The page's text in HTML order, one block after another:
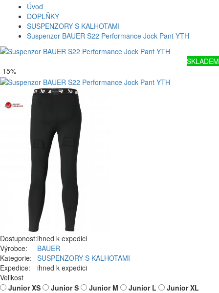
Úvod
DOPLŇKY
SUSPENZORY S KALHOTAMI
Suspenzor BAUER S22 Performance Jock Pant YTH
SKLADEM
-15%
Dostupnost:ihned k expedici
Výrobce:
BAUER
Kategorie: SUSPENZORY S KALHOTAMI
Expedice:
ihned k expedici
Velikost
Junior XS
Junior S Junior M Junior L Junior XL